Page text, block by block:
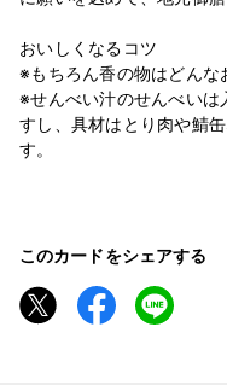
おいしくなるコツ
※もちろん香の物はどんな
※せんべい汁のせんべいは
すし、具材はとり肉や鯖
す。
このカードをシェアする